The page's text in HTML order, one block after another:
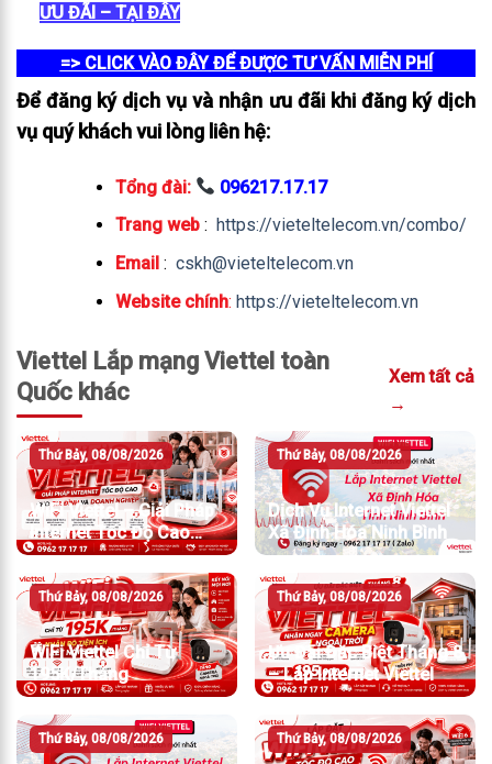
ƯU ĐÃI – TẠI ĐÂY
=> CLICK VÀO ĐÂY ĐỂ ĐƯỢC TƯ VẤN MIỄN PHÍ
Để đăng ký dịch vụ và nhận ưu đãi khi đăng ký dịch
vụ quý khách vui lòng liên hệ:
Tổng đài:
096217.17.17
Trang web: https://vieteltelecom.vn/combo/
Email: cskh@vieteltelecom.vn
Website chính: https://vieteltelecom.vn
Viettel Lắp mạng Viettel toàn
Quốc khác
Xem tất cả
→
Thứ Bảy, 08/08/2026
WiFi Viettel – Giải Pháp
Internet Tốc Độ Cao
Cho Gia Đình Và Doanh
Nghiệp
Thứ Bảy, 08/08/2026
Dịch Vụ Internet Viettel
Xã Định Hóa Ninh Bình
Thứ Bảy, 08/08/2026
WiFi Viettel Chỉ Từ
195K/Tháng
Thứ Bảy, 08/08/2026
Ưu Đãi Đặc Biệt Tháng 8
– Lắp Internet Viettel
Thứ Bảy, 08/08/2026 Thứ Bảy, 08/08/2026